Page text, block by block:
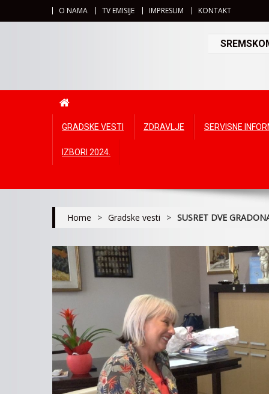
O NAMA TV EMISIJE IMPRESUM KONTAKT
GRADSKE VESTI ZDRAVLJE SERVISNE
IZBORI 2024.
Home > Gradske vesti > SUSRET DVE